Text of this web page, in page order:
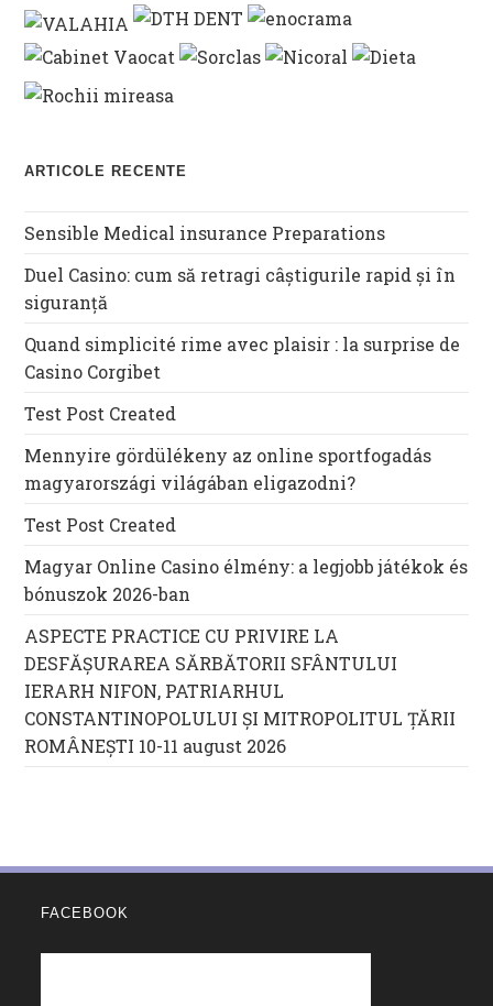
ARTICOLE RECENTE
Sensible Medical insurance Preparations
Duel Casino: cum să retragi câștigurile rapid și în
siguranță
Quand simplicité rime avec plaisir : la surprise de
Casino Corgibet
Test Post Created
Mennyire gördülékeny az online sportfogadás
magyarországi világában eligazodni?
Test Post Created
Magyar Online Casino élmény: a legjobb játékok és
bónuszok 2026-ban
ASPECTE PRACTICE CU PRIVIRE LA
DESFĂȘURAREA SĂRBĂTORII SFÂNTULUI
IERARH NIFON, PATRIARHUL
CONSTANTINOPOLULUI ŞI MITROPOLITUL ȚĂRII
ROMÂNEȘTI 10-11 august 2026
FACEBOOK